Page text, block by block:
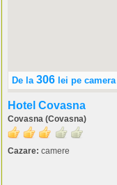
De la 306 lei pe camera
Hotel Covasna
Covasna (Covasna)
Cazare: camere